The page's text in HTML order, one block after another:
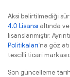
Aksi belirtilmediği
4.0 Lisansı altında
lisanslanmıştır.
Politikaları'na göz
tescilli ticari
Son güncelleme